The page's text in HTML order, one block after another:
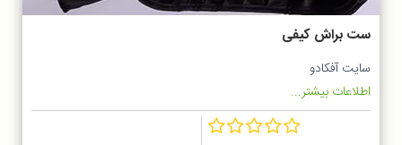
ست براش کیفی
سایت آفکادو
اطلاعات بیشتر...